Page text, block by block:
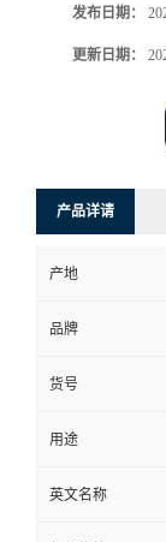
发布日期：
更新日期：
产品详请
产地
品牌
货号
用途
英文名称